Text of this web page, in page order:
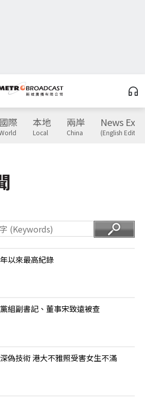
國際 本地
Local
兩岸
China
News
(English
以來最高紀錄
組副書記、董事宋致遠被查
偽技術 港大不雅照受害女生不滿